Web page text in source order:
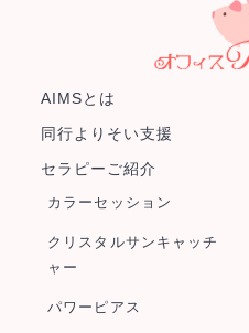
AIMSとは
同行よりそい支援
セラピーご紹介
カラーセッション
クリスタルサンキャッチ
ャー
パワーピアス